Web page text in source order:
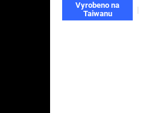
Vyrobeno na
Taiwanu